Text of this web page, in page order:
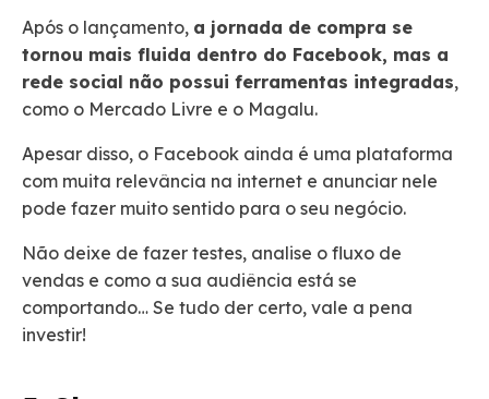
Após o lançamento, a jornada de compra se
tornou mais fluida dentro do Facebook, mas a
rede social não possui ferramentas integradas,
como o Mercado Livre e o Magalu.
Apesar disso, o Facebook ainda é uma plataforma
com muita relevância na internet e anunciar nele
pode fazer muito sentido para o seu negócio.
Não deixe de fazer testes, analise o fluxo de
vendas e como a sua audiência está se
comportando… Se tudo der certo, vale a pena
investir!